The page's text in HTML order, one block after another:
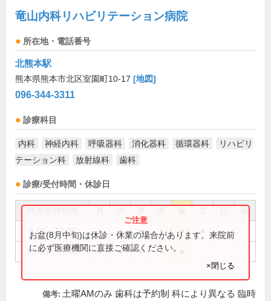
竜山内科リハビリテーション病院
所在地・電話番号
北熊本駅
熊本県熊本市北区室園町10-17 [地図]
096-344-3311
診療科目
内科 神経内科 呼吸器科 消化器科 循環器科
リハビリ
テーション科
放射線科 歯科
診療/受付時間・休診日
祝
9:00～12:00 ● ● ● ● ●
13:30～17:00 ● ● ● ●
お盆(8月中旬)は休診・休業の場合があります。来院前
に必ず医療機関に直接ご確認ください。
×閉じる
備考: 土曜AMのみ 歯科は予約制 科により異なる 臨時